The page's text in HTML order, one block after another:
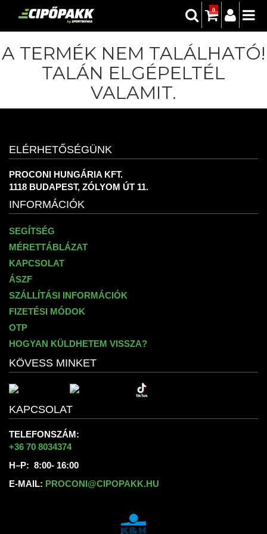
0
A TERMÉK NEM TALÁLHATÓ!
TALÁN ELGÉPELTÉL
VALAMIT.
ELÉRHETŐSÉGÜNK
PROCONI HUNGÁRIA KFT.
1118 BUDAPEST, ZÓLYOM ÚT 11.
INFORMÁCIÓK
SEGÍTSÉG
MÉRETTÁBLÁZAT
KAPCSOLAT
ÁSZF
SZÁLLÍTÁSI INFORMÁCIÓK
FIZETÉSI MÓDOK
OTP
HOGYAN KÜLDHETEM VISSZA?
KÖVESS MINKET
KAPCSOLAT
TELEFONSZÁM:
+36 70 8034374
H–P: 8:00- 16:00
E-MAIL: PROCONI@CIPOPAKK.HU